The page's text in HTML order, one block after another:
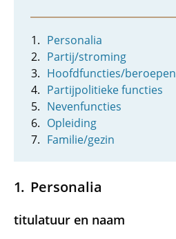
Personalia
Partij/stroming
Hoofdfuncties/beroepen
Partijpolitieke functies
Nevenfuncties
Opleiding
Familie/gezin
Personalia
titulatuur en naam